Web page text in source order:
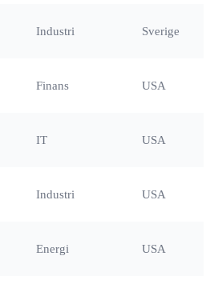
Industri Sverige
Finans USA
IT USA
Industri USA
Energi USA